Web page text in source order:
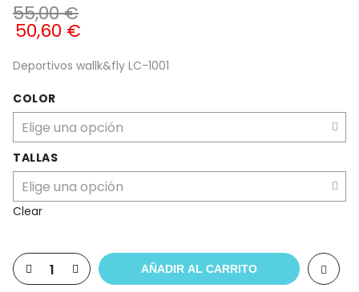
55,00€
50,60 €
Deportivos wallk&fly LC-1001
COLOR
TALLAS
Clear
AÑADIR AL CARRITO